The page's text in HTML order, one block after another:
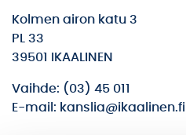
Kolmen airon katu 3
PL 33
39501 IKAALINEN
Vaihde: (03) 45 011
E-mail: kanslia@ikaalinen.fi